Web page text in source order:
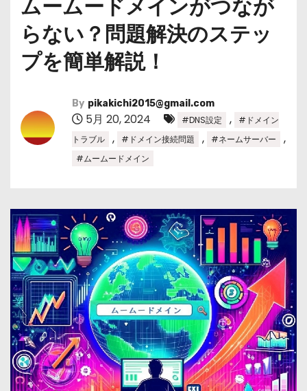
ムームードメインがつなが
らない？問題解決のステッ
プを簡単解説！
By pikakichi2015@gmail.com
5月 20, 2024 #DNS設定 ,
#ドメイン
トラブル
, #ドメイン接続問題 , #ネームサーバー ,
#ムームードメイン